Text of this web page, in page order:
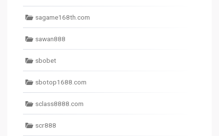
sagame168th.com
sawan888
sbobet
sbotop1688.com
sclass8888.com
scr888